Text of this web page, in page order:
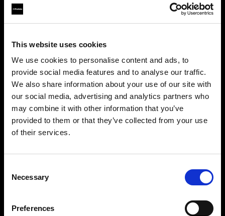
This website uses cookies
We use cookies to personalise content and ads, to
provide social media features and to analyse our traffic.
We also share information about your use of our site with
our social media, advertising and analytics partners who
may combine it with other information that you’ve
provided to them or that they’ve collected from your use
of their services.
Selection
Necessary
Preferences
ridurre al minimo la necessità di post-
produzione.
Gambe femminili